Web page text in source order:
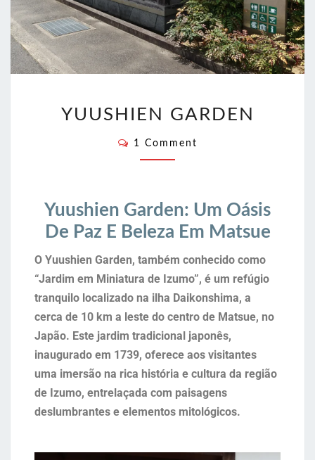
YUUSHIEN GARDEN
1 Comment
Yuushien Garden: Um Oásis
De Paz E Beleza Em Matsue
O Yuushien Garden, também conhecido como
“Jardim em Miniatura de Izumo”, é um refúgio
tranquilo localizado na ilha Daikonshima, a
cerca de 10 km a leste do centro de Matsue, no
Japão. Este jardim tradicional japonês,
inaugurado em 1739, oferece aos visitantes
uma imersão na rica história e cultura da região
de Izumo, entrelaçada com paisagens
deslumbrantes e elementos mitológicos.